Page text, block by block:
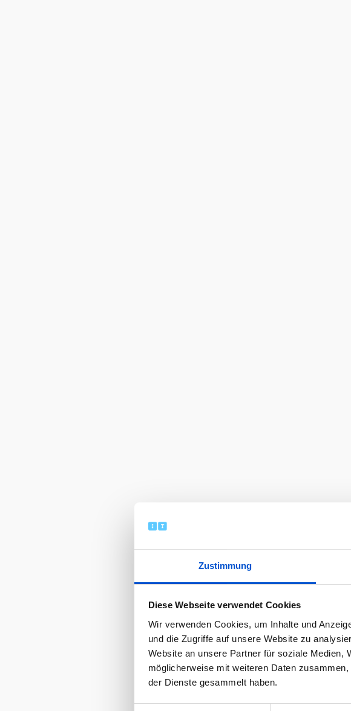
Zustimmung
Diese Webseite verwendet Cookies
Wir verwenden Cookies, um Inhalte und
und die Zugriffe auf unsere Website zu
Website an unsere Partner für soziale Medien,
möglicherweise mit weiteren Daten
der Dienste gesammelt haben.